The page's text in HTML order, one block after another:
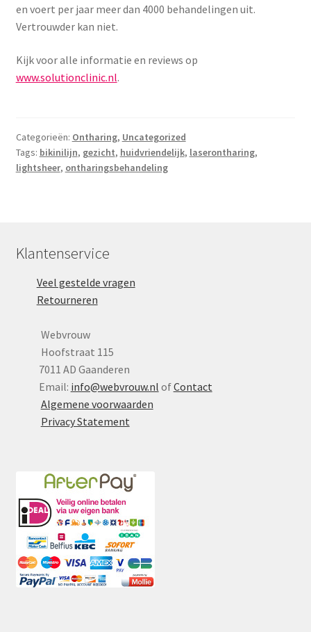
en voert per jaar meer dan 4000 behandelingen uit.
Vertrouwder kan niet.
Kijk voor alle informatie en reviews op
www.solutionclinic.nl.
Categorieën: Ontharing, Uncategorized
Tags: bikinilijn, gezicht, huidvriendelijk, laserontharing,
lightsheer, ontharingsbehandeling
Klantenservice
Veel gestelde vragen
Retourneren
Webvrouw
Hoofstraat 115
7011 AD Gaanderen
Email: info@webvrouw.nl ofContact
Algemene voorwaarden
Privacy Statement